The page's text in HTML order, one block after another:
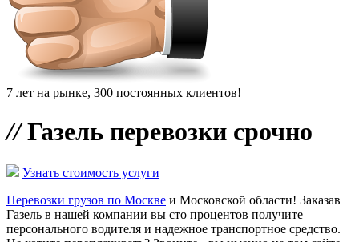
7 лет на рынке, 300 постоянных клиентов!
//Газель перевозки срочно
Узнать стоимость услуги
Перевозки грузов по Москве и Московской области! Заказав
Газель в нашей компании вы сто процентов получите
персонального водителя и надежное транспортное средство.